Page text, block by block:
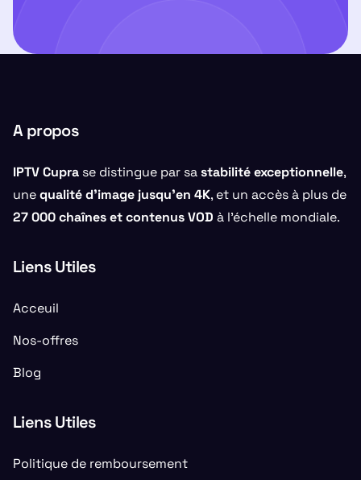
A propos
IPTV Cupra se distingue par sastabilité exceptionnelle,
unequalité d’image jusqu’en 4K, et un accès à plus de
27 000 chaînes et contenus VOD à l’échelle mondiale.
Liens Utiles
Acceuil
Nos-offres
Blog
Liens Utiles
Politique de remboursement